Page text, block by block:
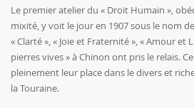
Le premier atelier du « Droit Humain »,
mixité, y voit le jour en 1907 sous le nom
« Clarté », « Joie et Fraternité », « Amour et
pierres vives » à Chinon ont pris le relais.
pleinement leur place dans le divers et
la Touraine.